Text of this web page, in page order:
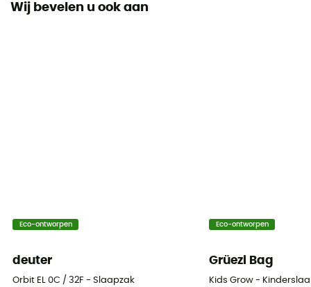
Wij bevelen u ook aan
Eco-ontworpen
deuter
Orbit EL 0C / 32F - Slaapzak
Eco-ontworpen
Grüezi Bag
Kids Grow -